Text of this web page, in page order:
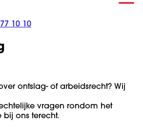
10 10
ontslag- of arbeidsrecht? Wij
vragen rondom het
bij ons terecht.